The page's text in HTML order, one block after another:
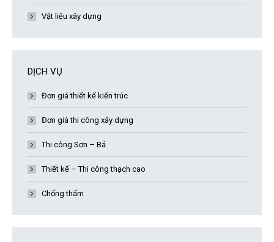
Vật liệu xây dựng
DỊCH VỤ
Đơn giá thiết kế kiến trúc
Đơn giá thi công xây dựng
Thi công Sơn – Bả
Thiết kế – Thi công thạch cao
Chống thấm